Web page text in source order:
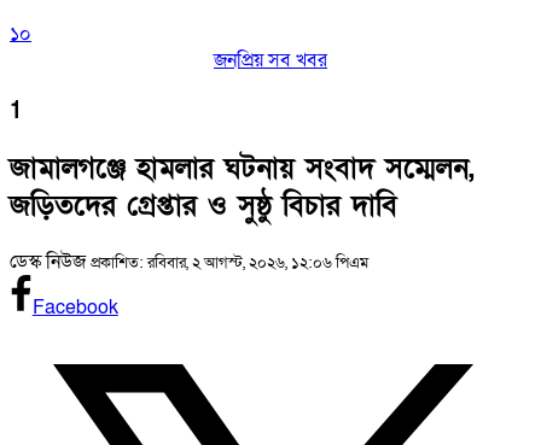
১০
জনপ্রিয় সব খবর
1
জামালগঞ্জে হামলার ঘটনায় সংবাদ সম্মেলন,
জড়িতদের গ্রেপ্তার ও সুষ্ঠু বিচার দাবি
ডেস্ক নিউজপ্রকাশিত: রবিবার, ২ আগস্ট, ২০২৬, ১২:০৬ পিএম
Facebook